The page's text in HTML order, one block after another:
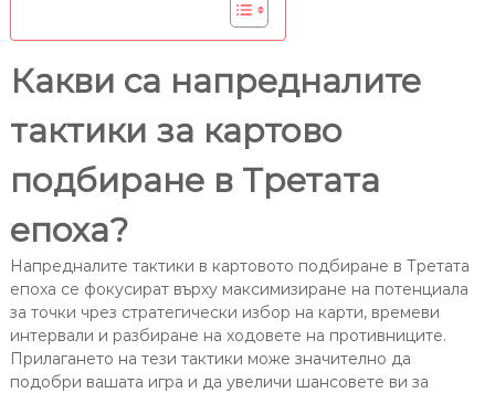
Какви са напредналите
тактики за картово
подбиране в Третата
епоха?
Напредналите тактики в картовото подбиране в Третата
епоха се фокусират върху максимизиране на потенциала
за точки чрез стратегически избор на карти, времеви
интервали и разбиране на ходовете на противниците.
Прилагането на тези тактики може значително да
подобри вашата игра и да увеличи шансовете ви за